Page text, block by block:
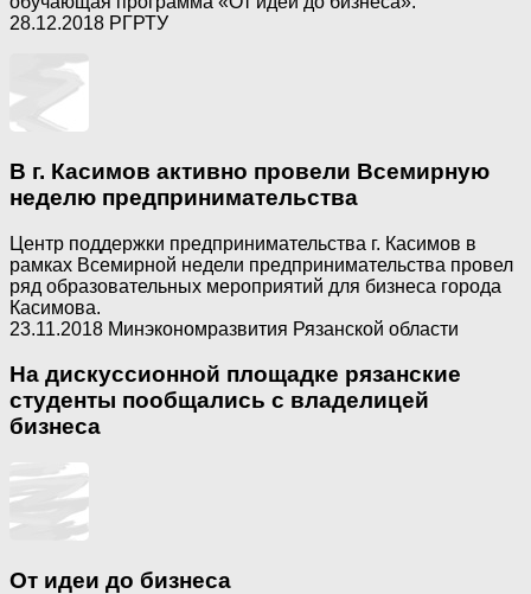
28.12.2018 РГРТУ
В г. Касимов активно провели Всемирную
неделю предпринимательства
Центр поддержки предпринимательства г. Касимов в
рамках Всемирной недели предпринимательства провел
ряд образовательных мероприятий для бизнеса города
Касимова.
23.11.2018 Минэкономразвития Рязанской области
На дискуссионной площадке рязанские
студенты пообщались с владелицей
бизнеса
От идеи до бизнеса